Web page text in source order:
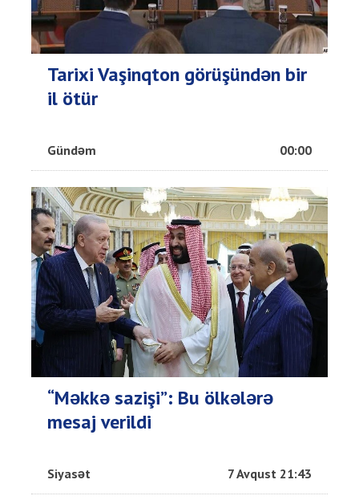
Tarixi Vaşinqton görüşündən bir
il ötür
Gündəm 00:00
“Məkkə sazişi”: Bu ölkələrə
mesaj verildi
Siyasət 7 Avqust 21:43